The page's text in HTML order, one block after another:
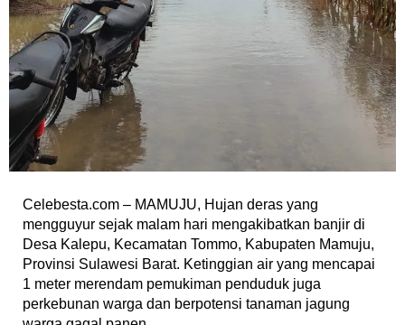
Celebesta.com – MAMUJU, Hujan deras yang
mengguyur sejak malam hari mengakibatkan banjir di
Desa Kalepu, Kecamatan Tommo, Kabupaten Mamuju,
Provinsi Sulawesi Barat. Ketinggian air yang mencapai
1 meter merendam pemukiman penduduk juga
perkebunan warga dan berpotensi tanaman jagung